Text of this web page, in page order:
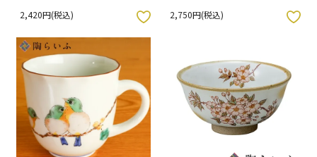
2,420円(税込)
2,750円(税込)
お気に入りボタン